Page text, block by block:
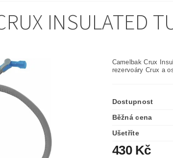
INSULATED
Camelbak Crux
rezervoáry Crux a
Dostupnost
Běžná cena
Ušetříte
430 Kč